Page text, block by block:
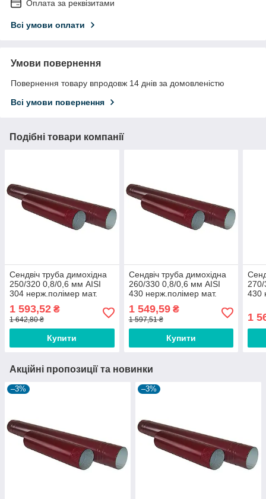
Оплата за реквізитами
Всі умови оплати
Умови повернення
Повернення товару впродовж 14 днів за домовленістю
Всі умови повернення
Подібні товари компанії
Сендвіч труба димохідна
250/320 0,8/0,6 мм AISI
304 нерж.полімер мат.
1 593,52 ₴
1 642,80 ₴
Купити
Сендвіч труба димохідна
260/330 0,8/0,6 мм AISI
430 нерж.полімер мат.
1 549,59₴
1 597,51 ₴
Купити
430
1
Акційні пропозиції та новинки
–3% –3%